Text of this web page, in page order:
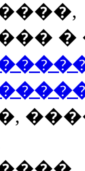
�